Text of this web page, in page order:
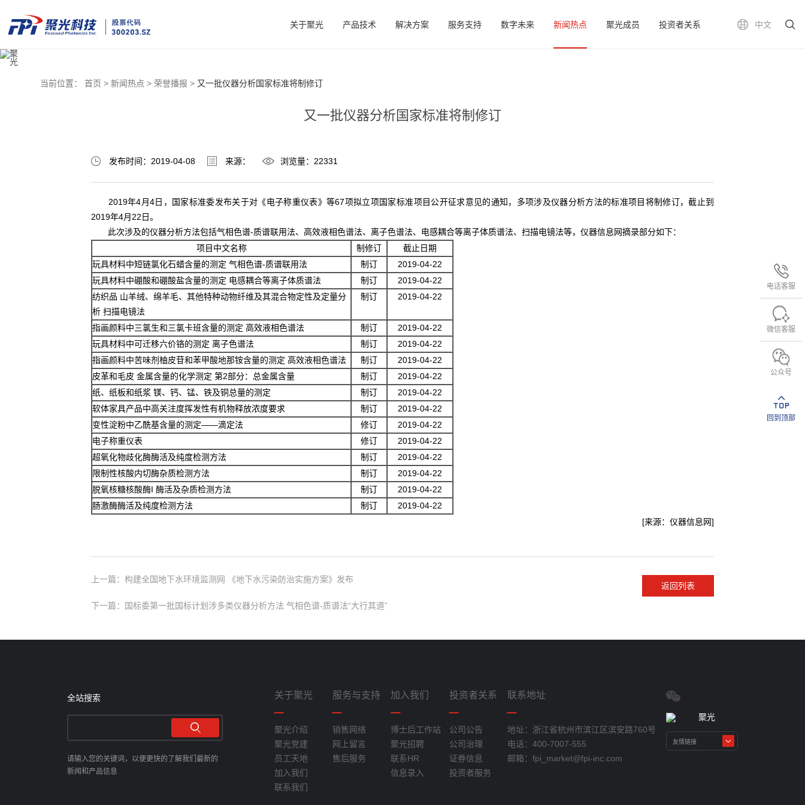
中文
关于聚光 产品技术 解决方案 服务支持 数字未来 新闻热点 聚光成员 投资者关系
电话客服
微信客服
公众号
回到顶部
当前位置： 首页 > 新闻热点 > 荣誉播报 > 又一批仪器分析国家标准将制修订
又一批仪器分析国家标准将制修订
发布时间：2019-04-08 来源： 浏览量：22331
2019年4月4日，国家标准委发布关于对《电子称重仪表》等67项拟立项国家标准项目公开征求意见的通知，多项涉及仪器分析方法的标准项目将制修订，截止到
2019年4月22日。
此次涉及的仪器分析方法包括气相色谱-质谱联用法、高效液相色谱法、离子色谱法、电感耦合等离子体质谱法、扫描电镜法等，仪器信息网摘录部分如下：
项目中文名称
制修订
截止日期
玩具材料中短链氯化石蜡含量的测定 气相色谱-质谱联用法
制订
2019-04-22
玩具材料中硼酸和硼酸盐含量的测定 电感耦合等离子体质谱法
制订
2019-04-22
纺织品 山羊绒、绵羊毛、其他特种动物纤维及其混合物定性及定量分
析 扫描电镜法
制订 2019-04-22
指画颜料中三氯生和三氯卡班含量的测定 高效液相色谱法 制订
2019-04-22
玩具材料中可迁移六价铬的测定 离子色谱法
制订
2019-04-22
指画颜料中苦味剂柚皮苷和苯甲酸地那铵含量的测定 高效液相色谱法
制订
2019-04-22
皮革和毛皮 金属含量的化学测定 第2部分：总金属含量
制订
2019-04-22
纸、纸板和纸浆 镁、钙、锰、铁及铜总量的测定
制订
2019-04-22
软体家具产品中高关注度挥发性有机物释放浓度要求
制订
2019-04-22
变性淀粉中乙酰基含量的测定——滴定法
修订
2019-04-22
电子称重仪表
修订
2019-04-22
超氧化物歧化酶酶活及纯度检测方法
制订
2019-04-22
限制性核酸内切酶杂质检测方法
制订
2019-04-22
脱氧核糖核酸酶I 酶活及杂质检测方法
制订
2019-04-22
肠激酶酶活及纯度检测方法
制订
2019-04-22
[来源：仪器信息网]
上一篇：构建全国地下水环境监测网 《地下水污染防治实施方案》发布
下一篇：国标委第一批国标计划涉多类仪器分析方法 气相色谱-质谱法“大行其道”
返回列表
全站搜索
请输入您的关键词，以便更快的了解我们最新的
新闻和产品信息
关于聚光
聚光介绍
聚光党建
员工天地
加入我们
联系我们
服务与支持
销售网络
网上留言
售后服务
加入我们
博士后工作站
聚光招聘
联系HR
信息录入
投资者关系
公司公告
公司治理
证券信息
投资者服务
联系地址
地址：浙江省杭州市滨江区滨安路760号
电话：400-7007-555
邮箱：fpi_market@fpi-inc.com